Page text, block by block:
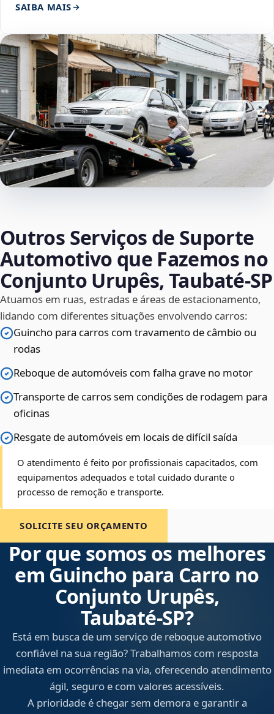
SAIBA MAIS
Outros Serviços de Suporte
Automotivo que Fazemos no
Conjunto Urupês, Taubaté‑SP
Atuamos em ruas, estradas e áreas de estacionamento,
lidando com diferentes situações envolvendo carros:
Guincho para carros com travamento de câmbio ou
rodas
Reboque de automóveis com falha grave no motor
Transporte de carros sem condições de rodagem para
oficinas
Resgate de automóveis em locais de difícil saída
O atendimento é feito por profissionais capacitados, com
equipamentos adequados e total cuidado durante o
processo de remoção e transporte.
SOLICITE SEU ORÇAMENTO
Por que somos os melhores
em Guincho para Carro no
Conjunto Urupês,
Taubaté‑SP?
Está em busca de um serviço de reboque automotivo
confiável na sua região? Trabalhamos com resposta
imediata em ocorrências na via, oferecendo atendimento
ágil, seguro e com valores acessíveis.
A prioridade é chegar sem demora e garantir a